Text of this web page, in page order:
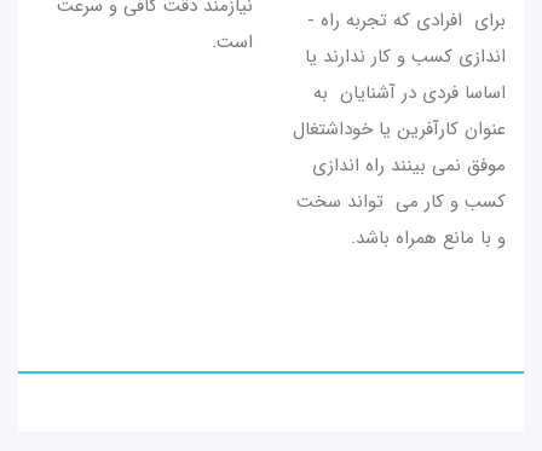
برای افرادی که تجربه راه ­
اندازی کسب و کار ندارند یا
اساسا فردی در آشنایان به
عنوان کارآفرین یا خوداشتغال
موفق نمی­ بینند راه ­اندازی
کسب و کار می­ تواند سخت
و با مانع همراه باشد.
است.